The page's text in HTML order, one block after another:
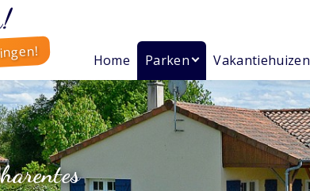
Home Parken Vakantiehuizen